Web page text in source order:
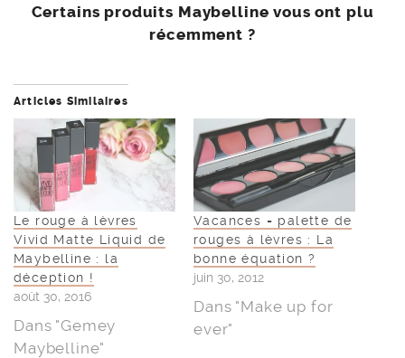
Certains produits Maybelline vous ont plu
récemment ?
Articles Similaires
Le rouge à lèvres
Vivid Matte Liquid de
Maybelline : la
déception !
août 30, 2016
Dans "Gemey
Maybelline"
Vacances = palette de
rouges à lèvres : La
bonne équation ?
juin 30, 2012
Dans "Make up for
ever"